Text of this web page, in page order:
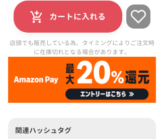
カートに入れる
店頭でも販売している為、タイミングによりご注文時
に在庫切れとなる場合があります。
関連ハッシュタグ